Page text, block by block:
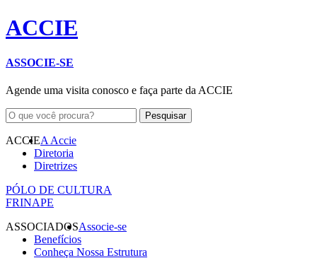
ACCIE
ASSOCIE-SE
Agende uma visita conosco e faça parte da ACCIE
ACCIEA Accie
Diretoria
Diretrizes
PÓLO DE CULTURA
FRINAPE
ASSOCIADOSAssocie-se
Benefícios
Conheça Nossa Estrutura